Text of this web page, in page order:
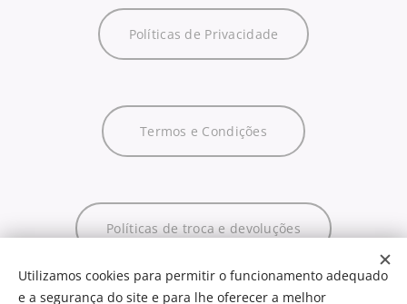
Políticas de Privacidade
Termos e Condições
Políticas de troca e devoluções
Utilizamos cookies para permitir o funcionamento adequado
e a segurança do site e para lhe oferecer a melhor